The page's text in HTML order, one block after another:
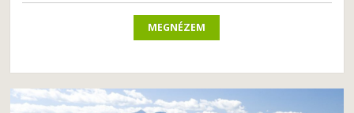
MEGNÉZEM